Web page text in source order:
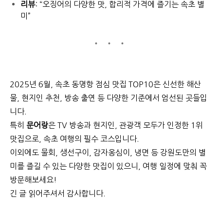
리뷰: “오징어의 다양한 맛, 합리적 가격에 즐기는 속초 별
미”
2025년 6월, 속초 동명항 점심 맛집 TOP10은 신선한 해산
물, 현지인 추천, 방송 출연 등 다양한 기준에서 엄선된 곳들입
니다.
특히 문어랑은 TV 방송과 현지인, 관광객 모두가 인정한 1위
맛집으로, 속초 여행의 필수 코스입니다.
이외에도 물회, 생선구이, 감자옹심이, 냉면 등 강원도만의 별
미를 즐길 수 있는 다양한 맛집이 있으니, 여행 일정에 맞춰 꼭
방문해보세요!
긴 글 읽어주셔서 감사합니다.